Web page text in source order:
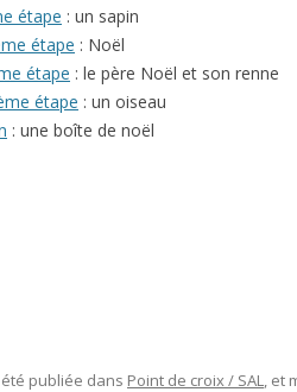
étape : un sapin
étape : Noël
étape : le père Noël et son renne
étape : un oiseau
: une boîte de noël
publiée dans Point de croix / SAL, et